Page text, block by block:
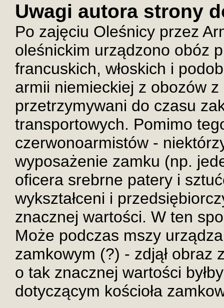
Uwagi autora strony
Po zajęciu Oleśnicy przez
oleśnickim urządzono obóz
francuskich, włoskich i
armii niemieckiej z obozów
przetrzymywani do czasu
transportowych. Pomimo
czerwonoarmistów -
wyposażenie zamku (np.
oficera srebrne patery i
wykształceni i
znacznej wartości. W ten
Może podczas mszy
zamkowym (?) - zdjął obraz
o tak znacznej wartości
dotyczącym kościoła